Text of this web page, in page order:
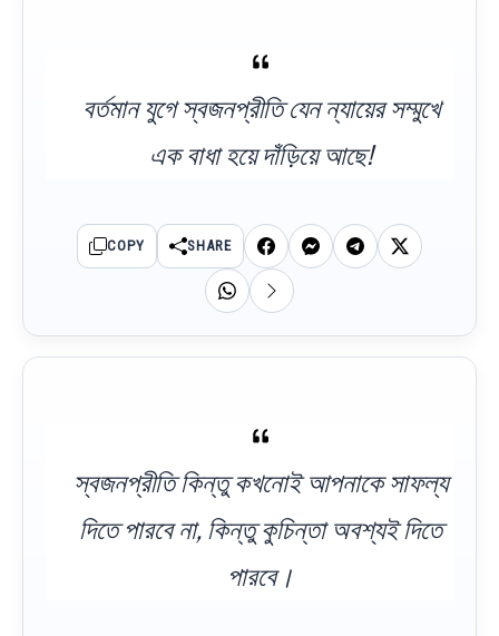
বর্তমান যুগে স্বজনপ্রীতি যেন ন্যায়ের সম্মুখে
এক বাধা হয়ে দাঁড়িয়ে আছে!
COPY SHARE
স্বজনপ্রীতি কিন্তু কখনোই আপনাকে সাফল্য
দিতে পারবে না, কিন্তু কুচিন্তা অবশ্যই দিতে
পারবে।